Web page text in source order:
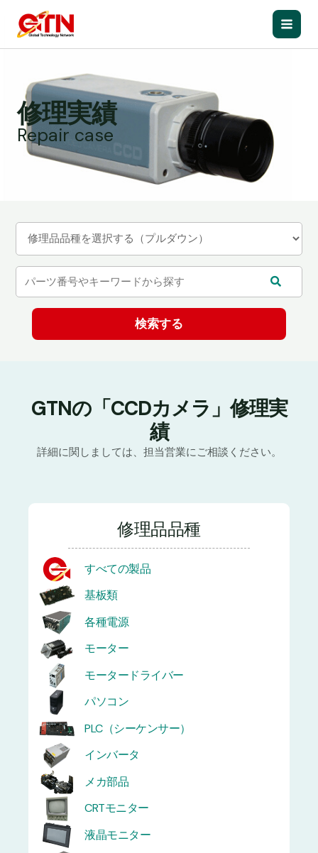
Main
修理実績
Repair case
GTNの「CCDカメラ」修理実
績
詳細に関しましては、担当営業にご相談ください。
修理品品種
すべての製品
基板類
各種電源
モーター
モータードライバー
パソコン
PLC（シーケンサー）
インバータ
メカ部品
CRTモニター
液晶モニター